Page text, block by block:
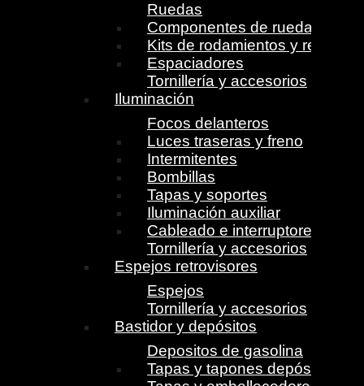
Ruedas
Componentes de ruedas
Kits de rodamientos y retenes
Espaciadores
Tornillería y accesorios
Iluminación
Focos delanteros
Luces traseras y freno
Intermitentes
Bombillas
Tapas y soportes
Iluminación auxiliar
Cableado e interruptores
Tornillería y accesorios
Espejos retrovisores
Espejos
Tornillería y accesorios
Bastidor y depósitos
Depositos de gasolina
Tapas y tapones depósito